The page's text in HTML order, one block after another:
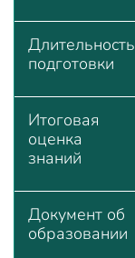
Длительность
подготовки
Итоговая
оценка
знаний
Документ об
образовании